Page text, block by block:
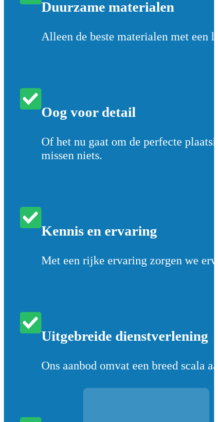
Duurzame materialen
Alleen de beste materialen met een
Oog voor detail
Of het nu gaat om de perfecte
missen niets.
Kennis en ervaring
Met een rijke ervaring zorgen we
Uitgebreide dienstverlening
Ons aanbod omvat een breed scala